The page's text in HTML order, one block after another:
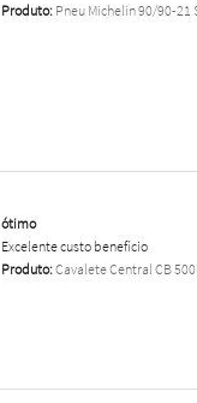
Produto:Pneu Michelin 90/90-21
ótimo
Excelente custo benefício
Produto:Cavalete Central CB